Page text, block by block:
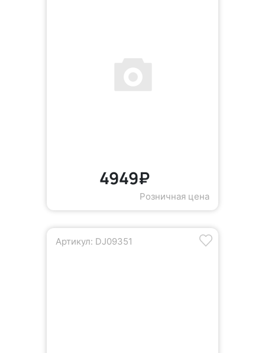
4949₽
Розничная цена
Артикул: DJ09351